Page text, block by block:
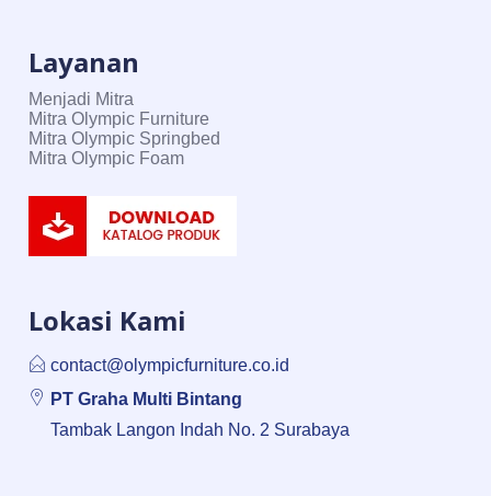
Layanan
Menjadi Mitra
Mitra Olympic Furniture
Mitra Olympic Springbed
Mitra Olympic Foam
Lokasi Kami
contact@olympicfurniture.co.id
PT Graha Multi Bintang
Tambak Langon Indah No. 2 Surabaya